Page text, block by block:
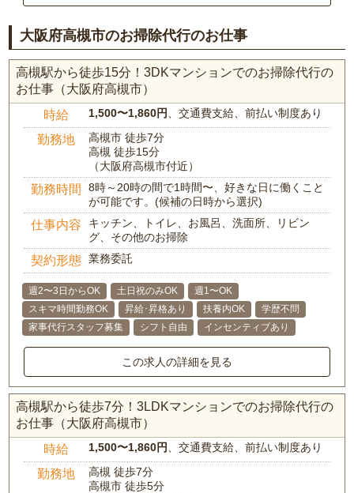
大阪府高槻市のお掃除代行のお仕事
高槻駅から徒歩15分！3DKマンションでのお掃除代行の
お仕事（大阪府高槻市）
時給 1,500〜1,860円 、交通費支給、前払い制度あり
勤務地
高槻市 徒歩7分
高槻 徒歩15分
（大阪府高槻市付近）
勤務時間
8時～20時の間で1時間〜、好きな日に働くこと
が可能です。(候補の日時から選択)
仕事内容
キッチン、トイレ、お風呂、洗面所、リビン
グ、その他のお掃除
契約形態 業務委託
週2〜3日からOK 土日祝のみOK
週1〜OK
スキマ時間勤務OK
昇給･昇格あり 扶養内OK
学歴不問
家事代行スタッフ募集
シフト自由 インセンティブあり
この求人の詳細を見る
高槻駅から徒歩7分！3LDKマンションでのお掃除代行の
お仕事（大阪府高槻市）
時給 1,500〜1,860円 、交通費支給、前払い制度あり
勤務地
高槻 徒歩7分
高槻市 徒歩5分